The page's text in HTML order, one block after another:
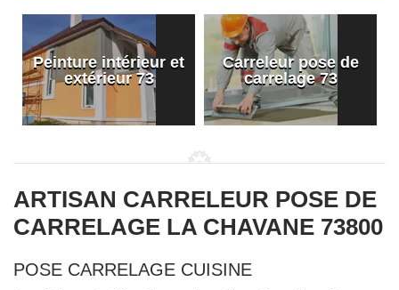
Peinture intérieur et
extérieur 73
Carreleur pose de
carrelage 73
ARTISAN CARRELEUR POSE DE
CARRELAGE LA CHAVANE 73800
POSE CARRELAGE CUISINE